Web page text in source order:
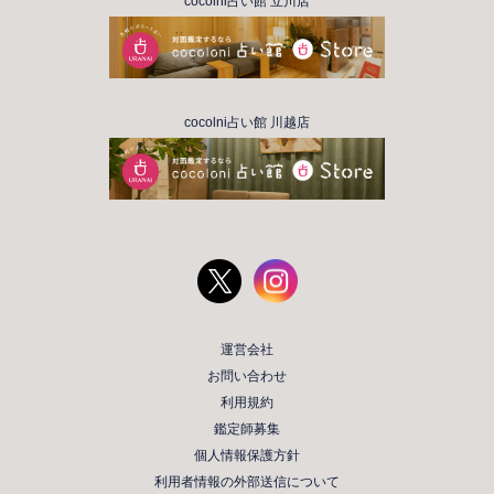
cocolni占い館 川越店
運営会社
お問い合わせ
利用規約
鑑定師募集
個人情報保護方針
利用者情報の外部送信について